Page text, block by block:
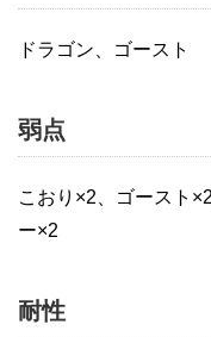
ドラゴン、ゴースト
弱点
こおり×2、ゴースト
ー×2
耐性